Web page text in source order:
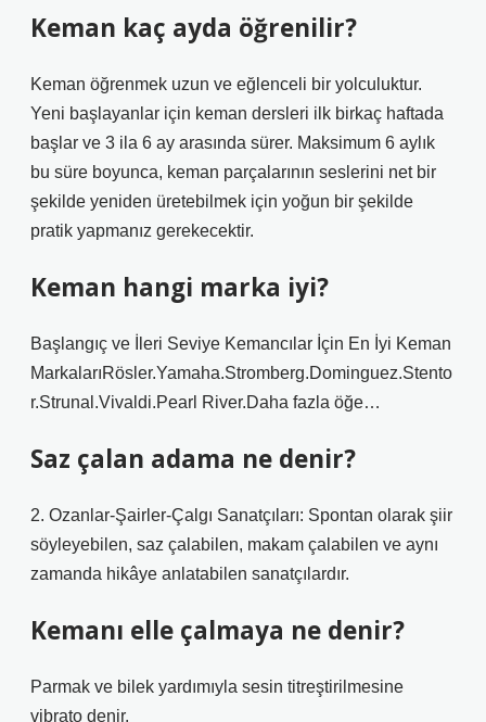
Keman kaç ayda öğrenilir?
Keman öğrenmek uzun ve eğlenceli bir yolculuktur.
Yeni başlayanlar için keman dersleri ilk birkaç haftada
başlar ve 3 ila 6 ay arasında sürer. Maksimum 6 aylık
bu süre boyunca, keman parçalarının seslerini net bir
şekilde yeniden üretebilmek için yoğun bir şekilde
pratik yapmanız gerekecektir.
Keman hangi marka iyi?
Başlangıç ​​ve İleri Seviye Kemancılar İçin En İyi Keman
MarkalarıRösler.Yamaha.Stromberg.Dominguez.Stento
r.Strunal.Vivaldi.Pearl River.Daha fazla öğe…
Saz çalan adama ne denir?
2. Ozanlar-Şairler-Çalgı Sanatçıları: Spontan olarak şiir
söyleyebilen, saz çalabilen, makam çalabilen ve aynı
zamanda hikâye anlatabilen sanatçılardır.
Kemanı elle çalmaya ne denir?
Parmak ve bilek yardımıyla sesin titreştirilmesine
vibrato denir.